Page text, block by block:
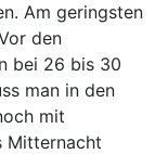
Am geringsten
den
bei 26 bis 30
man in den
mit
Mitternacht